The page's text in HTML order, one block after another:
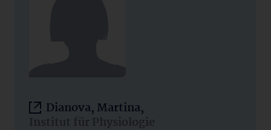
Dianova, Martina,
Institut für Physiologie